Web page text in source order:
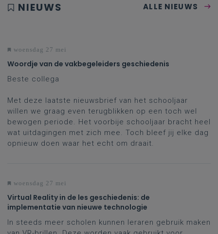
NIEUWS ALLE NIEUWS
woensdag 27 mei
Woordje van de vakbegeleiders geschiedenis
Beste collega
Met deze laatste nieuwsbrief van het schooljaar
willen we graag even terugblikken op een toch wel
bewogen periode. Het voorbije schooljaar bracht heel
wat uitdagingen met zich mee. Toch bleef jij elke dag
opnieuw doen waar het echt om draait.
woensdag 27 mei
Virtual Reality in de les geschiedenis: de
implementatie van nieuwe technologie
In steeds meer scholen kunnen leraren gebruik maken